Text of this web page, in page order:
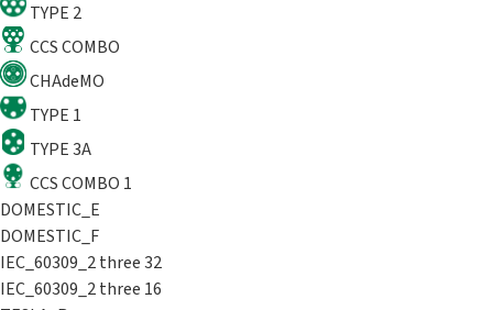
TYPE 2
CCS COMBO
CHAdeMO
TYPE 1
TYPE 3A
CCS COMBO 1
DOMESTIC_E
DOMESTIC_F
IEC_60309_2 three 32
IEC_60309_2 three 16